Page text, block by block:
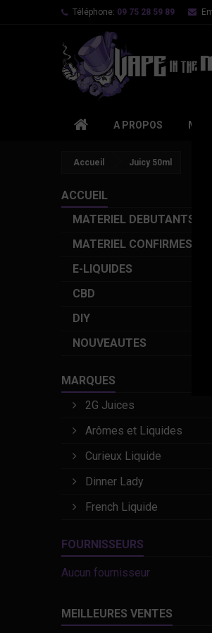
Téléphone: 09 75 28 59 89
A PROPOS
Accueil Juicy 50ml
ACCUEIL
MATERIEL DEBUTANTS
MATERIEL CONFIRMES
E-LIQUIDES
CBD
DIY
NOUVEAUTES
MARQUES
2G Juices
Arômes et Liquides
Curieux Liquide
Dinner Lady
French Liquide
FOURNISSEURS
Aucun fournisseur
MEILLEURES VENTES